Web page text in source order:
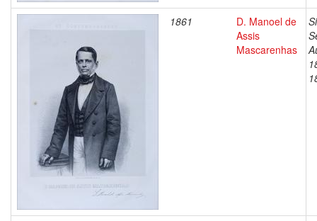
1861
D. Manoel de
Assis
Mascarenhas